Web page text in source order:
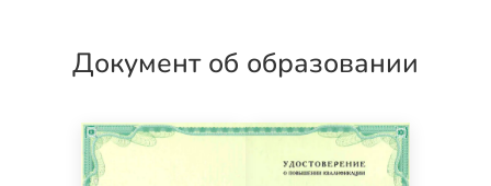
Документ об образовании